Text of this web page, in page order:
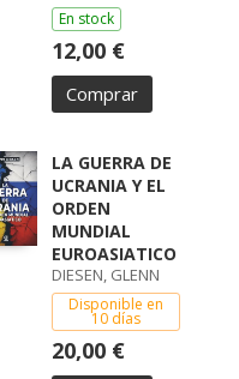
En stock
12,00 €
Comprar
LA GUERRA DE
UCRANIA Y EL
ORDEN
MUNDIAL
EUROASIATICO
DIESEN, GLENN
Disponible en
10 días
20,00 €